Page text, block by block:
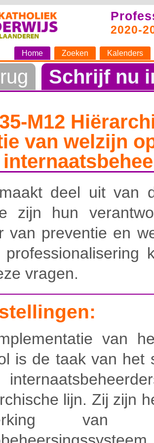
2020-
Home Zoeken Kalenders
Schrijf nu
M12
van welzijn
deel uit van
zijn hun
van preventie en
professionalisering
vragen.
van
is de taak van het
lijn. Zij zijn
van